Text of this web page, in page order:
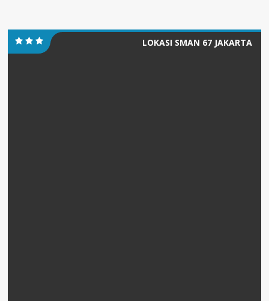
LOKASI SMAN 67 JAKARTA